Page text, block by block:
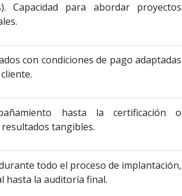
Capacidad para abordar proyectos
con condiciones de pago adaptadas
hasta la certificación o
tangibles.
todo el proceso de implantación,
hasta la auditoría final.